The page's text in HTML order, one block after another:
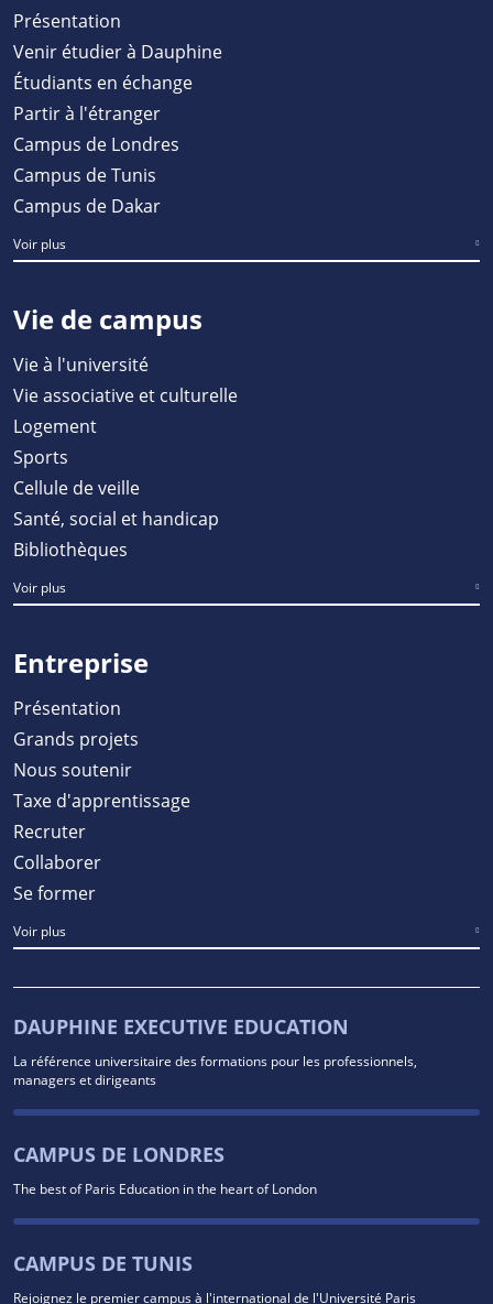
Présentation
Venir étudier à Dauphine
Étudiants en échange
Partir à l'étranger
Campus de Londres
Campus de Tunis
Campus de Dakar
Voir plus
Vie de campus
Vie à l'université
Vie associative et culturelle
Logement
Sports
Cellule de veille
Santé, social et handicap
Bibliothèques
Voir plus
Entreprise
Présentation
Grands projets
Nous soutenir
Taxe d'apprentissage
Recruter
Collaborer
Se former
Voir plus
DAUPHINE EXECUTIVE EDUCATION
La référence universitaire des formations pour les professionnels,
managers et dirigeants
CAMPUS DE LONDRES
The best of Paris Education in the heart of London
CAMPUS DE TUNIS
Rejoignez le premier campus à l'international de l'Université Paris